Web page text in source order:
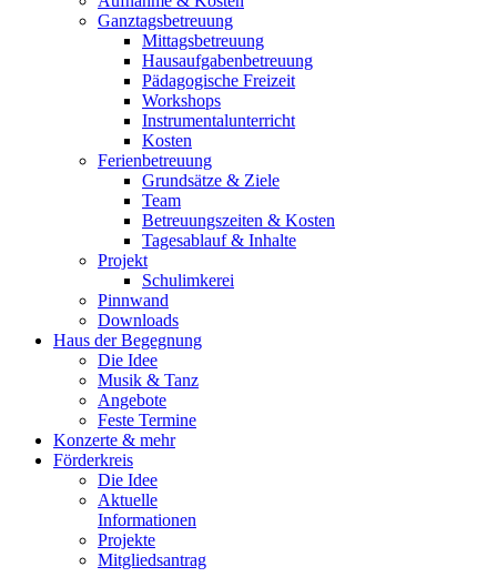
Ganztagsbetreuung
Mittagsbetreuung
Hausaufgabenbetreuung
Pädagogische Freizeit
Workshops
Instrumentalunterricht
Kosten
Ferienbetreuung
Grundsätze & Ziele
Team
Betreuungszeiten & Kosten
Tagesablauf & Inhalte
Projekt
Schulimkerei
Pinnwand
Downloads
Haus der Begegnung
Die Idee
Musik & Tanz
Angebote
Feste Termine
Konzerte & mehr
Förderkreis
Die Idee
Aktuelle
Informationen
Projekte
Mitgliedsantrag